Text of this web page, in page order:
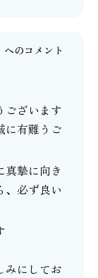
へのコメント
ございます
に有難うご
真摯に向き
、必ず良い
みにしてお